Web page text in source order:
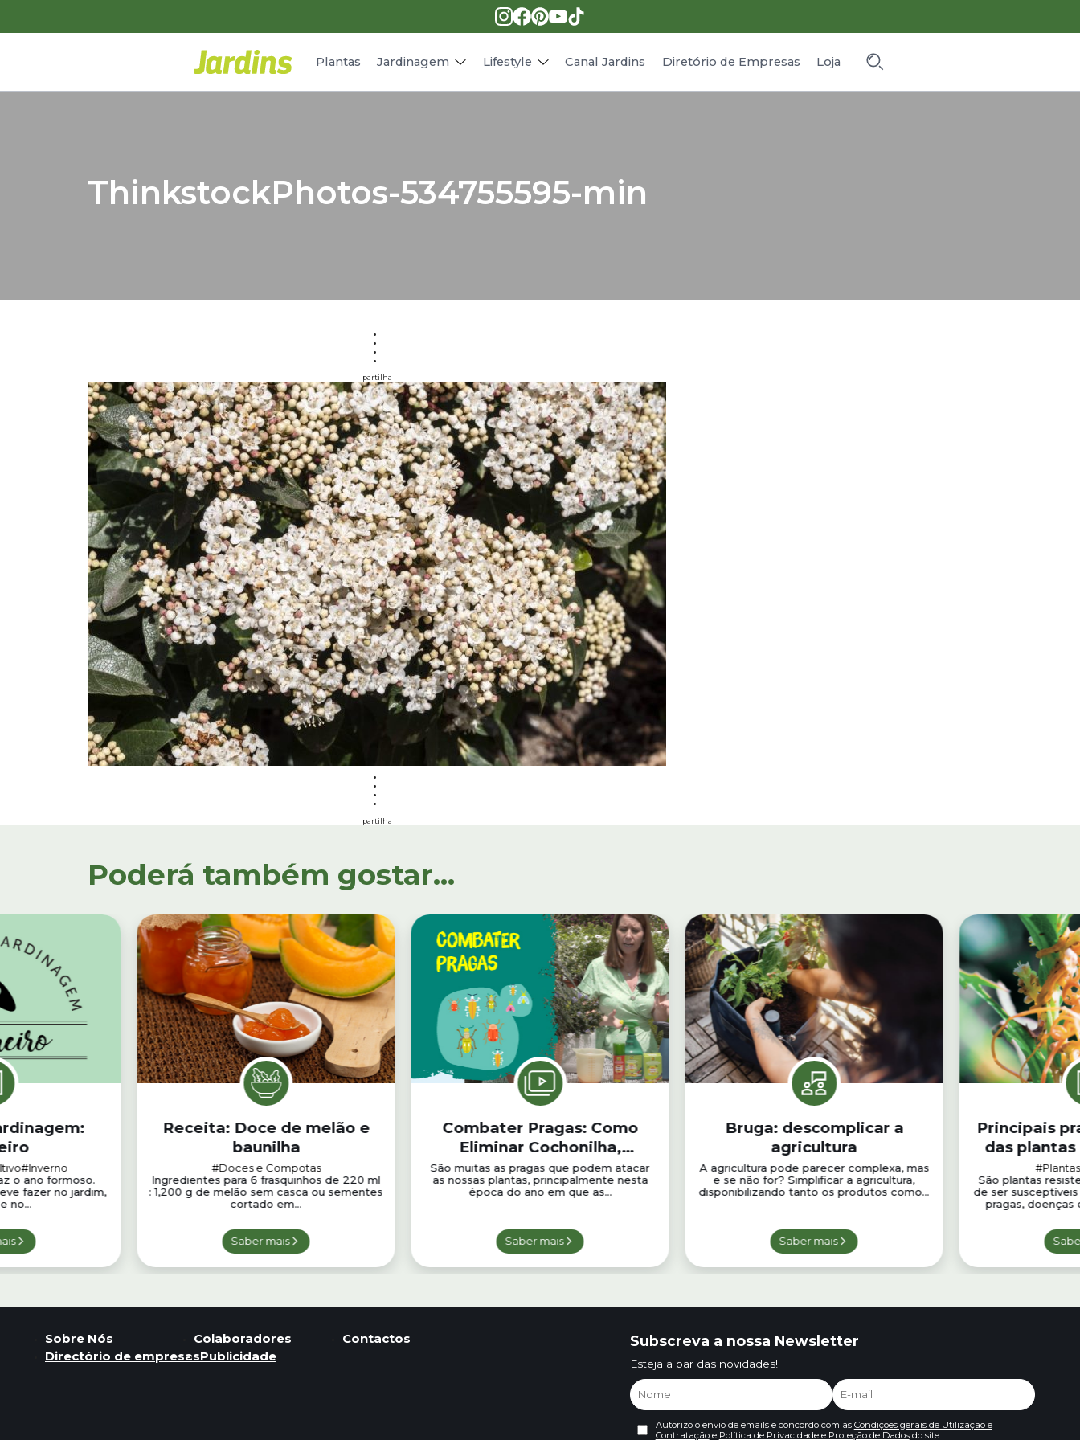
Plantas Jardinagem Lifestyle
Receitas
Canal Jardins Diretório de Empresas Loja
ThinkstockPhotos-534755595-min
partilha
partilha
Poderá também gostar...
#Inverno
o ano formoso.
fazer no jardim,
no...
Receita: Doce de melão e
baunilha
#Doces e Compotas
Ingredientes para 6 frasquinhos de 220 ml
: 1,200 g de melão sem casca ou sementes
cortado em...
Saber mais
Combater Pragas: Como
Eliminar Cochonilha,
Pulgões, Aranhiço Vermelho
e Mosquinha Branca
São muitas as pragas que podem atacar
as nossas plantas, principalmente nesta
época do ano em que as...
Saber mais
Bruga: descomplicar a
agricultura
A agricultura pode parecer complexa, mas
e se não for? Simplificar a agricultura,
disponibilizando tanto os produtos como...
Saber mais
Principais
das
São plantas
de ser
pragas, doenças
Sobre Nós Colaboradores
Contactos
Directório de empresasPublicidade
Subscreva a nossa Newsletter
Esteja a par das novidades!
Autorizo o envio de emails e concordo com as Condições gerais de Utilização e
Contrataçãoe Política de Privacidade e Proteção de Dadosdo site.